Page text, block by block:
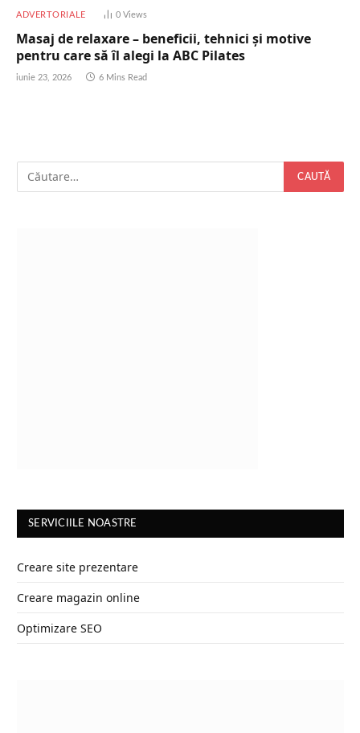
ADVERTORIALE 0 Views
Masaj de relaxare – beneficii, tehnici și motive
pentru care să îl alegi la ABC Pilates
iunie 23, 2026 6 Mins Read
SERVICIILE NOASTRE
Creare site prezentare
Creare magazin online
Optimizare SEO